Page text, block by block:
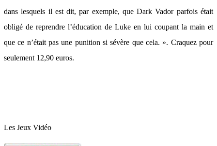
dans lesquels il est dit, par exemple, que Dark Vador parfois était
obligé de reprendre l’éducation de Luke en lui coupant la main et
que ce n’était pas une punition si sévère que cela. ». Craquez pour
seulement 12,90 euros.
Les Jeux Vidéo